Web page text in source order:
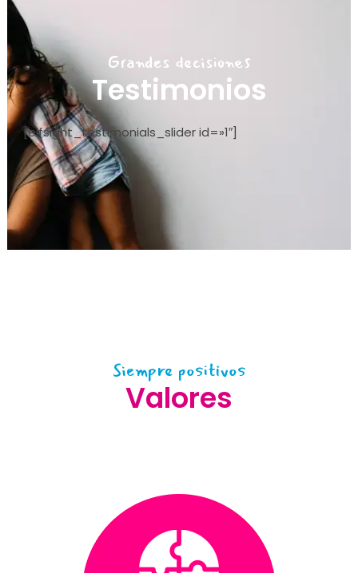
Grandes decisiones
Testimonios
[elfsight_testimonials_slider id=»1″]
Siempre positivos
Valores